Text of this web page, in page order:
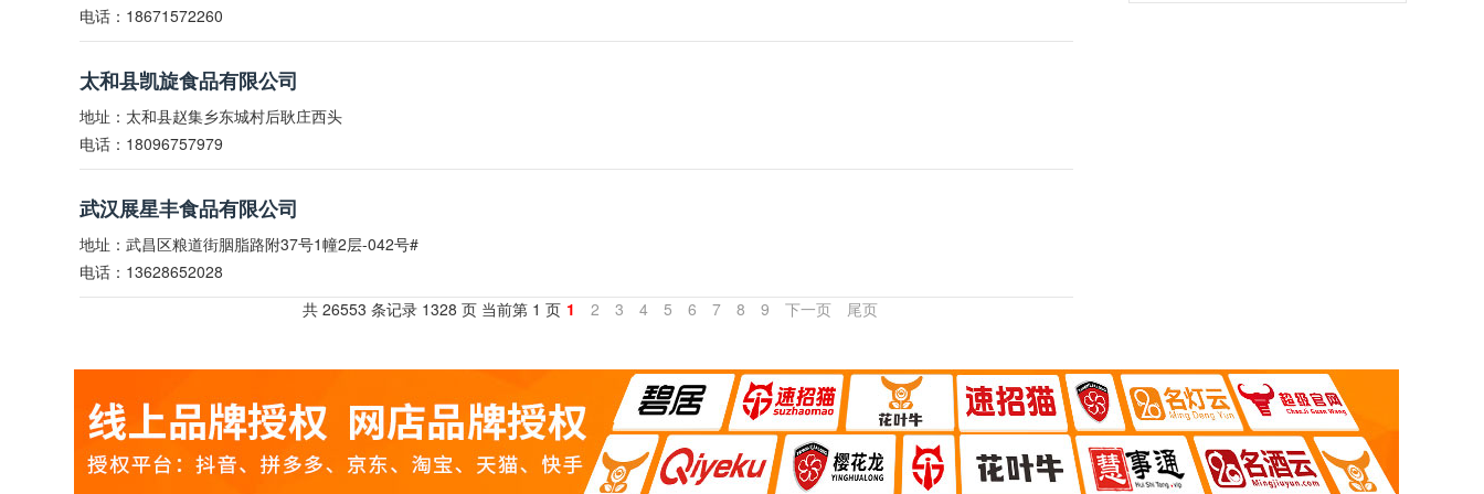
电话：18671572260
太和县凯旋食品有限公司
地址：太和县赵集乡东城村后耿庄西头
电话：18096757979
武汉展星丰食品有限公司
地址：武昌区粮道街胭脂路附37号1幢2层-042号#
电话：13628652028
共 26553 条记录 1328 页 当前第 1 页 1 2 3 4 5 6 7 8 9 下一页 尾页